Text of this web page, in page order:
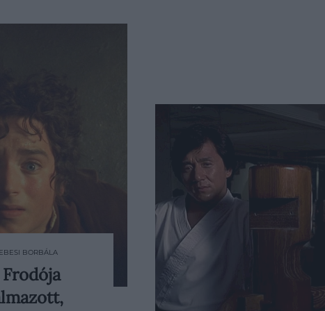
egyre több hír
univerzum
BORBÁLA